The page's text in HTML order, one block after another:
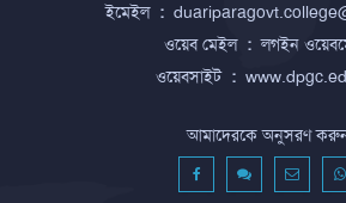
ইমেইল :
ওয়েব মেইল : লগইন
ওয়েবসাইট :
আমাদেরকে অনুসরণ